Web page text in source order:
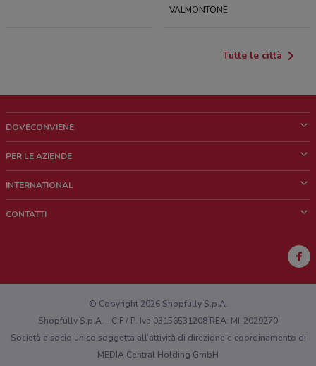
VALMONTONE
Tutte le città
DOVECONVIENE
Chi siamo
Lavora con noi
PER LE AZIENDE
Richieste commerciali e marketing
INTERNATIONAL
CONTATTI
Hai un malfunzionamento sul web o sull'app?
© Copyright 2026 Shopfully S.p.A.
Shopfully S.p.A. - C.F / P. Iva 03156531208 REA: MI-2029270
Società a socio unico soggetta all’attività di direzione e coordinamento di
MEDIA Central Holding GmbH